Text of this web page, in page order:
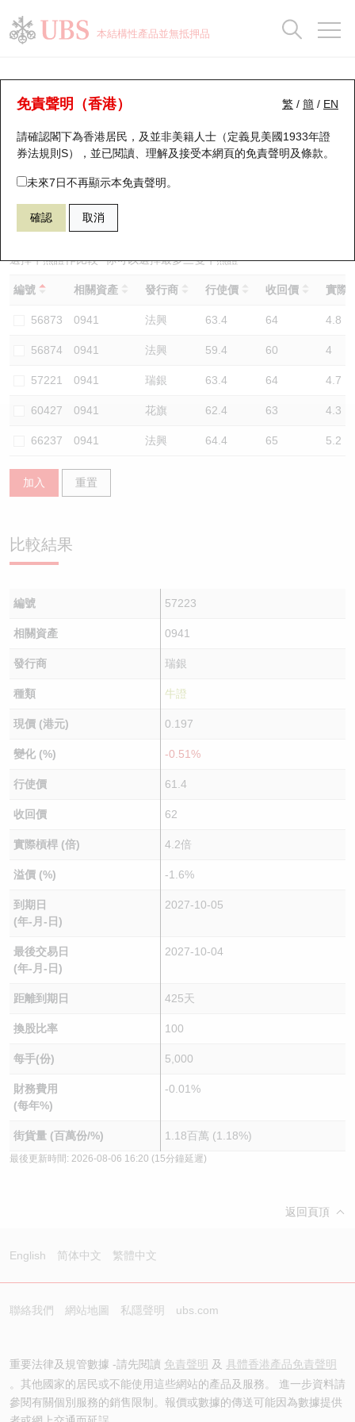
本結構性產品並無抵押品
繁 / 簡 / EN
免責聲明（香港）
請確認閣下為香港居民，及並非美籍人士（定義見美國1933年證
券法規則S），並已閱讀、理解及接受本網頁的免責聲明及條款。
未來7日不再顯示本免責聲明。
確認 取消
牛熊證分析儀
表現 街貨統計 比較
57223 瑞銀牛證 0941 中國移動
選擇牛熊證作比較 *你可以選擇最多三隻牛熊證
編號 相關資產 發行商 行使價 收回價 實際
56873 0941 法興 63.4 64 4.8
56874 0941 法興 59.4 60 4
57221 0941 瑞銀 63.4 64 4.7
60427 0941 花旗 62.4 63 4.3
66237 0941 法興 64.4 65 5.2
加入 重置
比較結果
編號 57223
相關資產 0941
發行商 瑞銀
種類 牛證
現價 (港元) 0.197
變化 (%) -0.51%
行使價 61.4
收回價 62
實際槓桿 (倍) 4.2倍
溢價 (%) -1.6%
到期日
(年-月-日)
2027-10-05
最後交易日
(年-月-日)
2027-10-04
距離到期日 425天
換股比率 100
每手(份) 5,000
財務費用
(每年%)
-0.01%
街貨量 (百萬份/%) 1.18百萬 (1.18%)
最後更新時間: 2026-08-06 16:20 (15分鐘延遲)
返回頁頂
English 简体中文 繁體中文
聯絡我們 網站地圖 私隱聲明 ubs.com
重要法律及規管數據 -請先閱讀 免責聲明 及 具體香港產品免責聲明
。其他國家的居民或不能使用這些網站的產品及服務。 進一步資料請
參閱有關個別服務的銷售限制。報價或數據的傳送可能因為數據提供
瑞銀認股證一覽
新發行瑞銀認股證
即將到期認股證
認股證到期結算價查詢
認股證分析儀
認股證速算機
認股證/牛熊證日誌
認股證文件及公告
街貨統計
比較
牛熊全景快搜
牛熊證搜尋
牛熊證街貨分佈圖
正股牛熊證列表
新發行瑞銀牛熊證
已收回牛熊證剩餘價值
牛熊證到期結算價查詢
牛熊證分析儀
牛熊證文件及公告
牛熊證文件及公告 (瑞信)
街貨統計
比較
十大升幅/跌幅
十大認股證成交分佈
十天股證佔大市成交
資金流
街貨統計
三十大平均引伸波幅
正股分析儀
二十大活躍股份
恒指成份股
國指成份股
科指成份股
相關資產沽空
中資ETFs溢價比較
AH 股價對照
ADR
收市競價變化
持股比重
顯示所有持股比重
每月輪證大市專題
輪證專欄
講座及教育短片
認股證投資者教育
牛熊證投資者教育
認股證牛熊證常問問題